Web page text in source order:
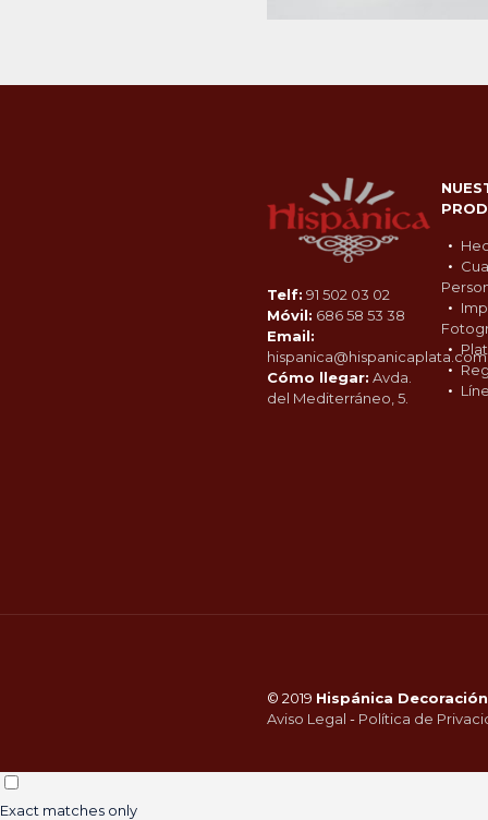
Telf: 91 502 03 02
Móvil: 686 58 53 38
Email:
hispanica@hispanicaplata.com
Cómo llegar: Avda.
del Mediterráneo, 5.
© 2019 Hispánica Decoración
Aviso Legal - Política de
Exact matches only